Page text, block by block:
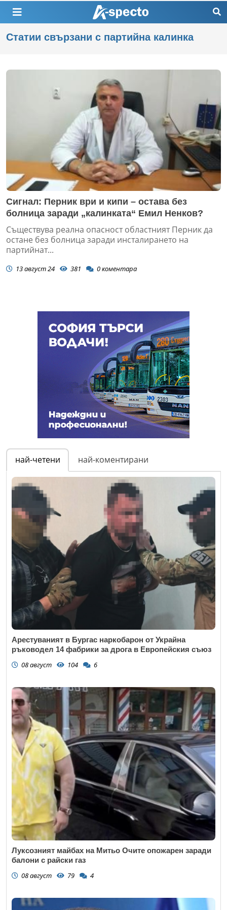
Статии свързани с партийна калинка
Сигнал: Перник ври и кипи – остава без
болница заради „калинката“ Емил Ненков?
Съществува реална опасност областният Перник да
остане без болница заради инсталирането на
партийнат...
13 август 24 381 0коментара
най-четени най-коментирани
Арестуваният в Бургас наркобарон от Украйна
ръководел 14 фабрики за дрога в Европейския съюз
08 август 104 6
Луксозният майбах на Митьо Очите опожарен заради
балони с райски газ
08 август 79 4